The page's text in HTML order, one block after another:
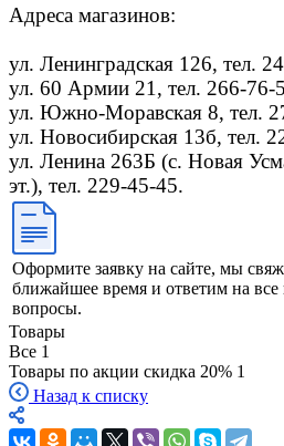
Адреса магазинов:
ул. Ленинградская 126, тел.
ул. 60 Армии 21, тел. 266-76-
ул. Южно-Моравская 8, тел.
ул. Новосибирская 13б, тел.
ул. Ленина 263Б (с. Новая
эт.), тел. 229-45-45.
Оформите заявку на сайте, мы
ближайшее время и ответим на
вопросы.
Товары
Все 1
Товары по акции скидка 20% 1
Назад к списку